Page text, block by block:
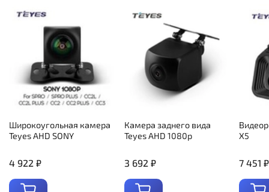
Широкоугольная камера
Teyes AHD SONY
4 922 ₽
Камера заднего вида
Teyes AHD 1080p
3 692 ₽
X5
7 451 ₽